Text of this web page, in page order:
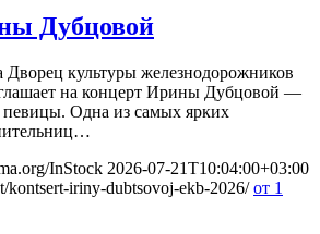
Дубцовой
Дворец культуры железнодорожников
на концерт Ирины Дубцовой —
певицы. Одна из самых ярких
InStock 2026-07-21T10:04:00+03:00
kontsert-iriny-dubtsovoj-ekb-2026/ от 1